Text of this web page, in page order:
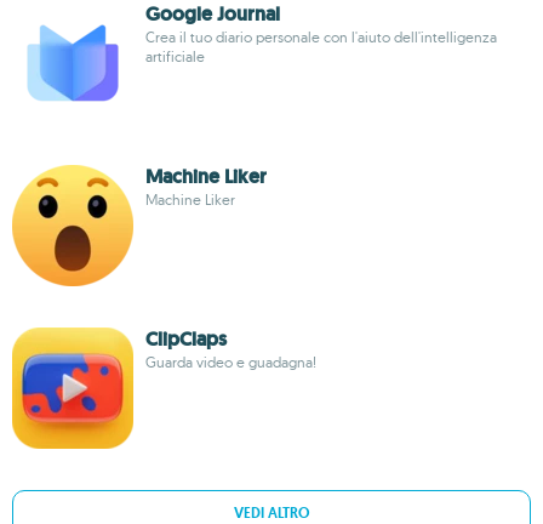
Google Journal
Crea il tuo diario personale con l'aiuto dell'intelligenza
artificiale
Machine Liker
Machine Liker
ClipClaps
Guarda video e guadagna!
VEDI ALTRO